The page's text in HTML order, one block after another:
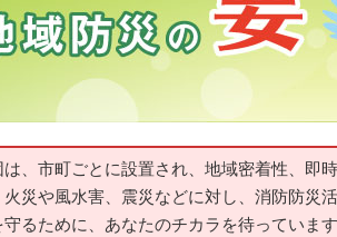
は、市町ごとに設置され、地域密着性、即
火災や風水害、震災などに対し、消防防災
守るために、あなたのチカラを待っていま